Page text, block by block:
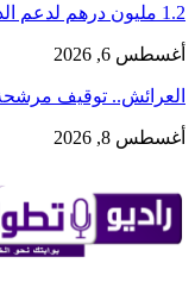
1.2 مليون درهم لدعم الدورة الـ31 لمهرجان تطوان لسينما البحر…
أغسطس 6, 2026
العرائش.. توقيف
أغسطس 8, 2026